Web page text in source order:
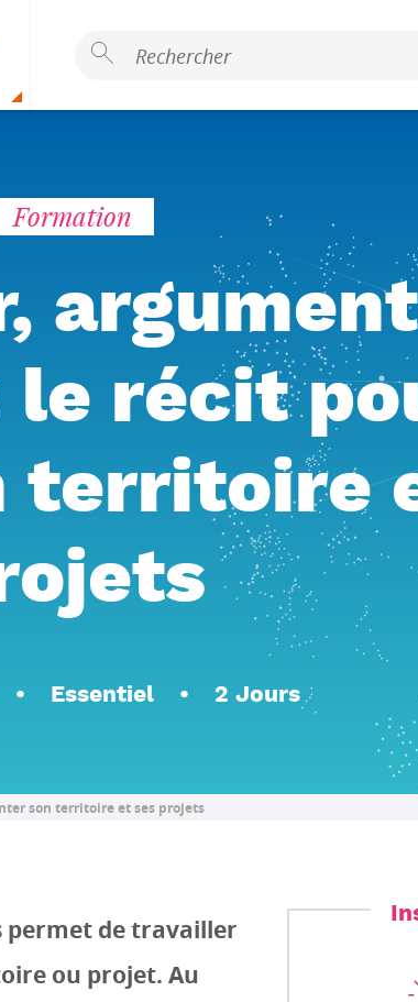
Formation
récit
territoire
Essentiel 2 Jours
son territoire et ses projets
permet de travailler
ou projet. Au